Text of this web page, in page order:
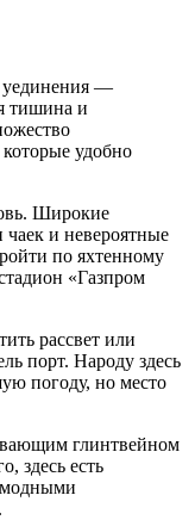
—
тишина и
удобно
Широкие
и невероятные
по яхтенному
«Газпром
рассвет или
порт. Народу здесь
погоду, но место
глинтвейном
здесь есть
модными